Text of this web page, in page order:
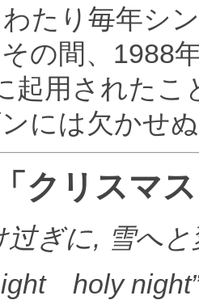
たり毎年シ
の間、1988
起用されたこ
には欠かせ
クリスマ
过ぎに, 雪へ
holy night”